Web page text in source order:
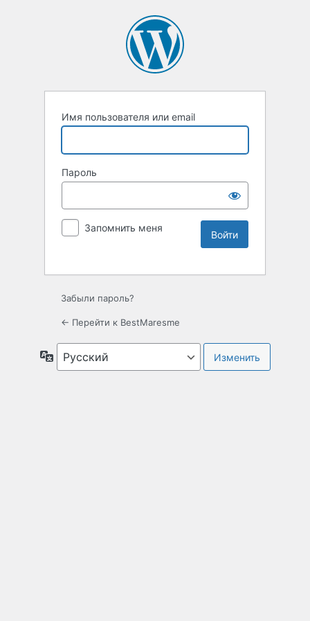
Имя пользователя или email
Пароль
Запомнить меня
Забыли пароль?
← Перейти к BestMaresme
Язык